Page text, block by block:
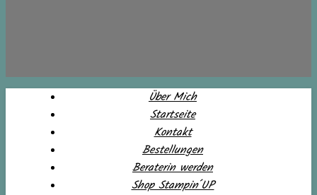
Über Mich
Startseite
Kontakt
Bestellungen
Beraterin werden
Shop Stampin´UP